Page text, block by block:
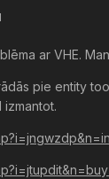
ar VHE.
pie entity